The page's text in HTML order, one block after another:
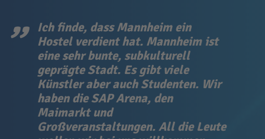
Ich finde, dass Mannheim ein
Hostel verdient hat. Mannheim ist
eine sehr bunte, subkulturell
geprägte Stadt. Es gibt viele
Künstler aber auch Studenten. Wir
haben die SAP Arena, den
Maimarkt und
Großveranstaltungen. All die Leute